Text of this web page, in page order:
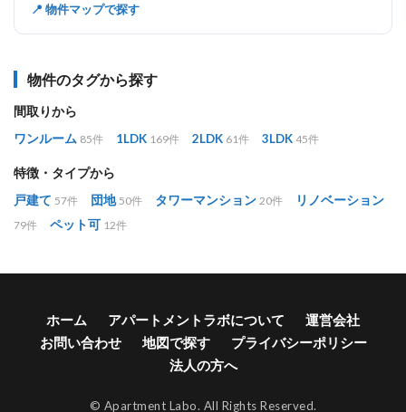
📍 物件マップで探す
物件のタグから探す
間取りから
ワンルーム 85件 1LDK 169件 2LDK 61件 3LDK 45件
特徴・タイプから
戸建て 57件 団地 50件 タワーマンション 20件 リノベーション
79件 ペット可 12件
ホーム アパートメントラボについて
運営会社
お問い合わせ
地図で探す
プライバシーポリシー
法人の方へ
© Apartment Labo. All Rights Reserved.